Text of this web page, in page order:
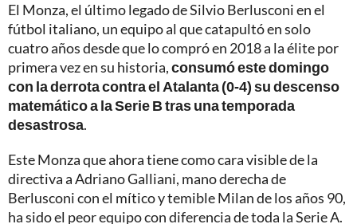
El Monza, el último legado de Silvio Berlusconi en el
fútbol italiano, un equipo al que catapultó en solo
cuatro años desde que lo compró en 2018 a la élite por
primera vez en su historia,consumó este domingo
con la derrota contra el Atalanta (0-4) su descenso
matemático a la Serie B tras una temporada
desastrosa.
Este Monza que ahora tiene como cara visible de la
directiva a Adriano Galliani, mano derecha de
Berlusconi con el mítico y temible Milan de los años 90,
ha sido el peor equipo con diferencia de toda la Serie A.